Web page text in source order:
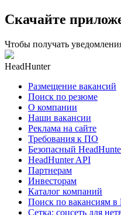
Скачайте
Чтобы получать
HeadHunter
Размещение вакансий
Поиск по резюме
О компании
Наши вакансии
Реклама на сайте
Требования к ПО
Безопасный
HeadHunter API
Партнерам
Инвесторам
Каталог компаний
Поиск по вакансиям в
Сетка: соцсеть для